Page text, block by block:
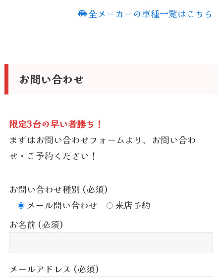
全メーカーの車種一覧はこちら
お問い合わせ
限定3台の早い者勝ち！
まずはお問い合わせフォームより、お問い合わ
せ・ご予約ください！
お問い合わせ種別 (必須)
メール問い合わせ
来店予約
お名前 (必須)
メールアドレス (必須)